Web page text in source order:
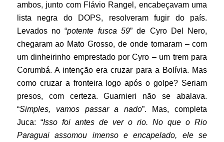
ambos, junto com Flávio Rangel, encabeçavam uma
lista negra do DOPS, resolveram fugir do país.
Levados no “potente fusca 59” de Cyro Del Nero,
chegaram ao Mato Grosso, de onde tomaram – com
um dinheirinho emprestado por Cyro – um trem para
Corumbá. A intenção era cruzar para a Bolívia. Mas
como cruzar a fronteira logo após o golpe? Seriam
presos, com certeza. Guarnieri não se abalava.
“Simples, vamos passar a nado”. Mas, completa
Juca: “Isso foi antes de ver o rio. No que o Rio
Paraguai assomou imenso e encapelado, ele se